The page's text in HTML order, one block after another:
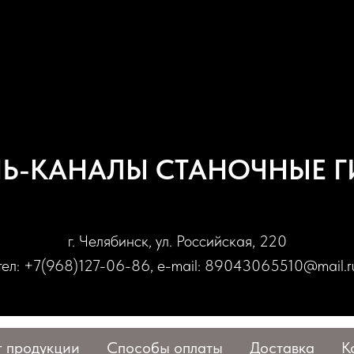
КАНАЛЫ СТАНОЧНЫЕ
г. Челябинск, ул. Российская, 220
+7(968)127-06-86, e-mail:
продукции Способы оплаты Доставка